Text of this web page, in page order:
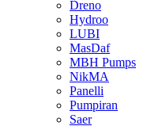
Dreno
Hydroo
LUBI
MasDaf
MBH Pumps
NikMA
Panelli
Pumpiran
Saer